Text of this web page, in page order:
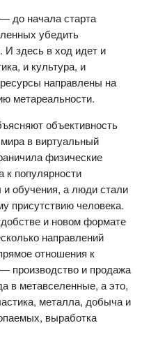
до начала старта
убедить
И здесь в ход идет и
и культура, и
направлены на
метареальности.
объективность
в виртуальный
физические
популярности
обучения, а люди стали
присутствию человека.
и новом формате
направлений
отношения к
производство и продажа
в метавселенные, а это,
металла, добыча и
выработка